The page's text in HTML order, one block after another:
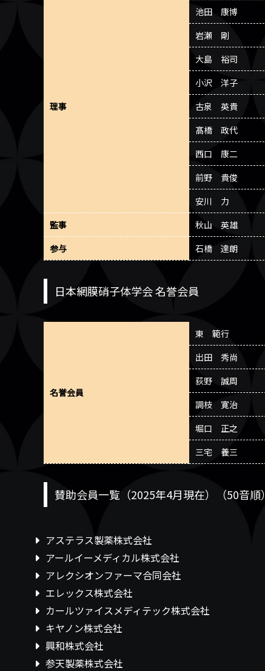
理事
池田 康博
岩瀬 剛
大島 裕司
小沢 洋子
古泉 英貴
髙橋 政代
西口 康二
前野 貴俊
安川 力
監事
秋山 英雄
参与
石橋 達朗
日本網膜硝子体学会 名誉会員
名誉会員
東 範行
出田 秀尚
荻野 誠周
調枝 寛治
堀口 正之
三宅 養三
賛助会員一覧（2025年4月現在）（50音順）
アステラス製薬株式会社
アールイーメディカル株式会社
アレクシオンファーマ合同会社
エレックス株式会社
カールツァイスメディテック株式会社
キヤノン株式会社
興和株式会社
参天製薬株式会社